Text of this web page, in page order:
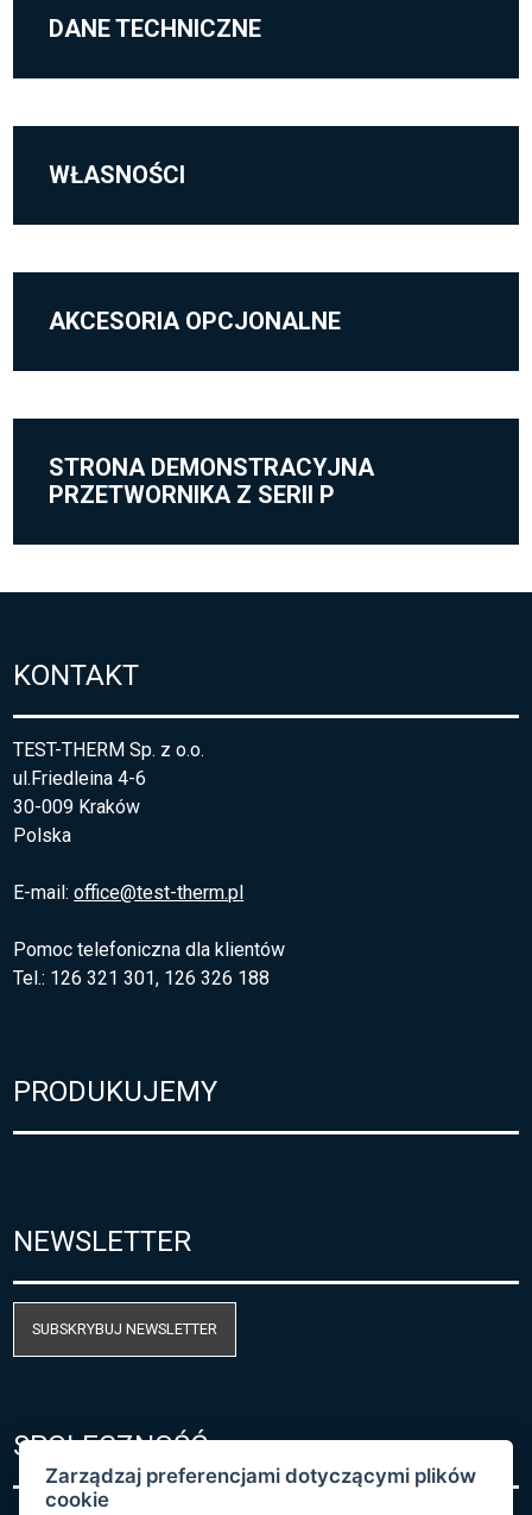
DANE TECHNICZNE
WŁASNOŚCI
AKCESORIA OPCJONALNE
STRONA DEMONSTRACYJNA
PRZETWORNIKA Z SERII P
KONTAKT
TEST-THERM Sp. z o.o.
ul.Friedleina 4-6
30-009 Kraków
Polska
E-mail:office@test-therm.pl
Pomoc telefoniczna dla klientów
Tel.: 126 321 301, 126 326 188
PRODUKUJEMY
NEWSLETTER
SUBSKRYBUJ NEWSLETTER
SPOŁECZNOŚĆ
Zarządzaj preferencjami dotyczącymi plików
cookie